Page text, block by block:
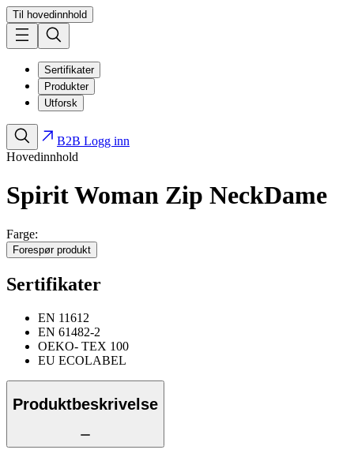
Til hovedinnhold
Sertifikater
Produkter
Utforsk
B2B Logg inn
Hovedinnhold
Spirit Woman Zip NeckDame
Farge:
Forespør produkt
Sertifikater
EN 11612
EN 61482-2
OEKO- TEX 100
EU ECOLABEL
Produktbeskrivelse